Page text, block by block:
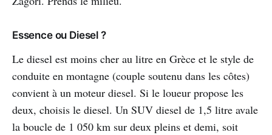
Essence ou Diesel ?
Le diesel est moins cher au litre en Grèce et le style de
conduite en montagne (couple soutenu dans les côtes)
convient à un moteur diesel. Si le loueur propose les
deux, choisis le diesel. Un SUV diesel de 1,5 litre avale
la boucle de 1 050 km sur deux pleins et demi, soit